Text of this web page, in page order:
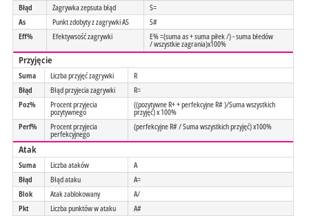
Błąd
Zagrywka zepsuta błąd
S=
As
Punkt zdobyty z zagrywki AS
S#
Eff%
Efektywsość zagrywki E% =(suma as + suma piłek /) - suma błedów
/ wszystkie zagrania)x100%
Przyjęcie
Suma Liczba przyjęć zagrywki
R
Błąd
Błąd przyjecia zagrywki
R=
Poz%
Procent przyjecia
pozytywnego
((pozytywne R+ + perfekcyjne R# )/Suma wszystkich
przyjęć) x 100%
Perf%
Procent przyjecia
perfekcyjnego
(perfekcyjne R# / Suma wszystkich przyjęć) x100%
Atak
Suma Liczba ataków
A
Błąd
Błąd ataku
A=
Blok
Atak zablokowany
A/
Pkt
Liczba punktów w ataku
A#